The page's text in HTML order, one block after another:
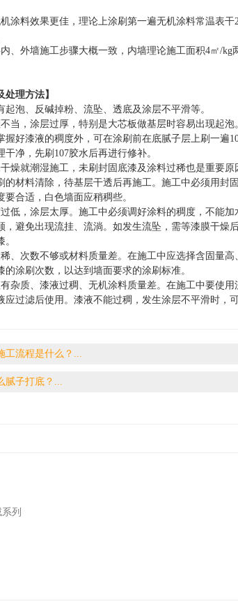
涂料效果更佳，理论上涂刷第一遍无机涂料常温表干
、外墙施工步骤大概一致，内墙理论施工面积4㎡/kg
处理方法】
泡、反碱掉粉、流坠、透底及涂层不平滑等。
当，涂层过厚，特别是大芯板做基层时容易出现起泡
握好漆液的稠度外，可在涂刷前在底腻子层上刷一遍
净，先刷107胶水后再进行修补。
燥就潮湿施工，未刷封固底漆及涂料过稀也是重要原
的材料清除，待基层干透后再施工。施工中必须用封
合适，白色墙面应稍稠些。
低，涂层太厚。施工中必须调好涂料的稠度，不能加
，避免出现流挂、流淌。如发生流坠，需等漆膜干燥
、次数不够或材料质量差。在施工中应选择含固量高
涂刷次数，以达到墙面要求的涂刷标准。
杂质、漆液过稠、无机涂料质量差。在施工中要使用
应过滤后使用。漆液不能过稠，发生涂层不平滑时，
流程是什么？...
子打底？...
列